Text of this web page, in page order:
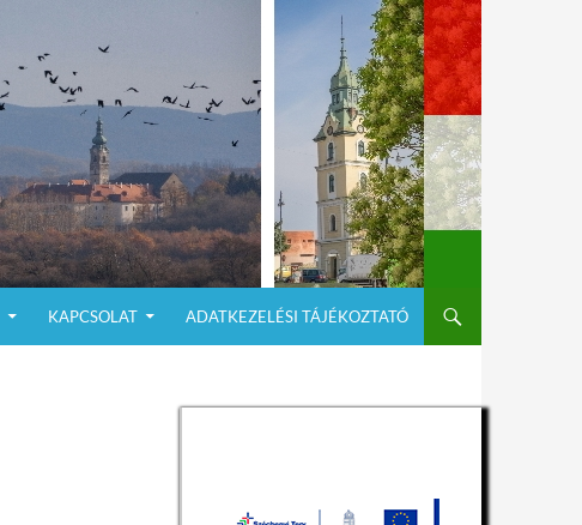
KAPCSOLAT ADATKEZELÉSI TÁJÉKOZTATÓ